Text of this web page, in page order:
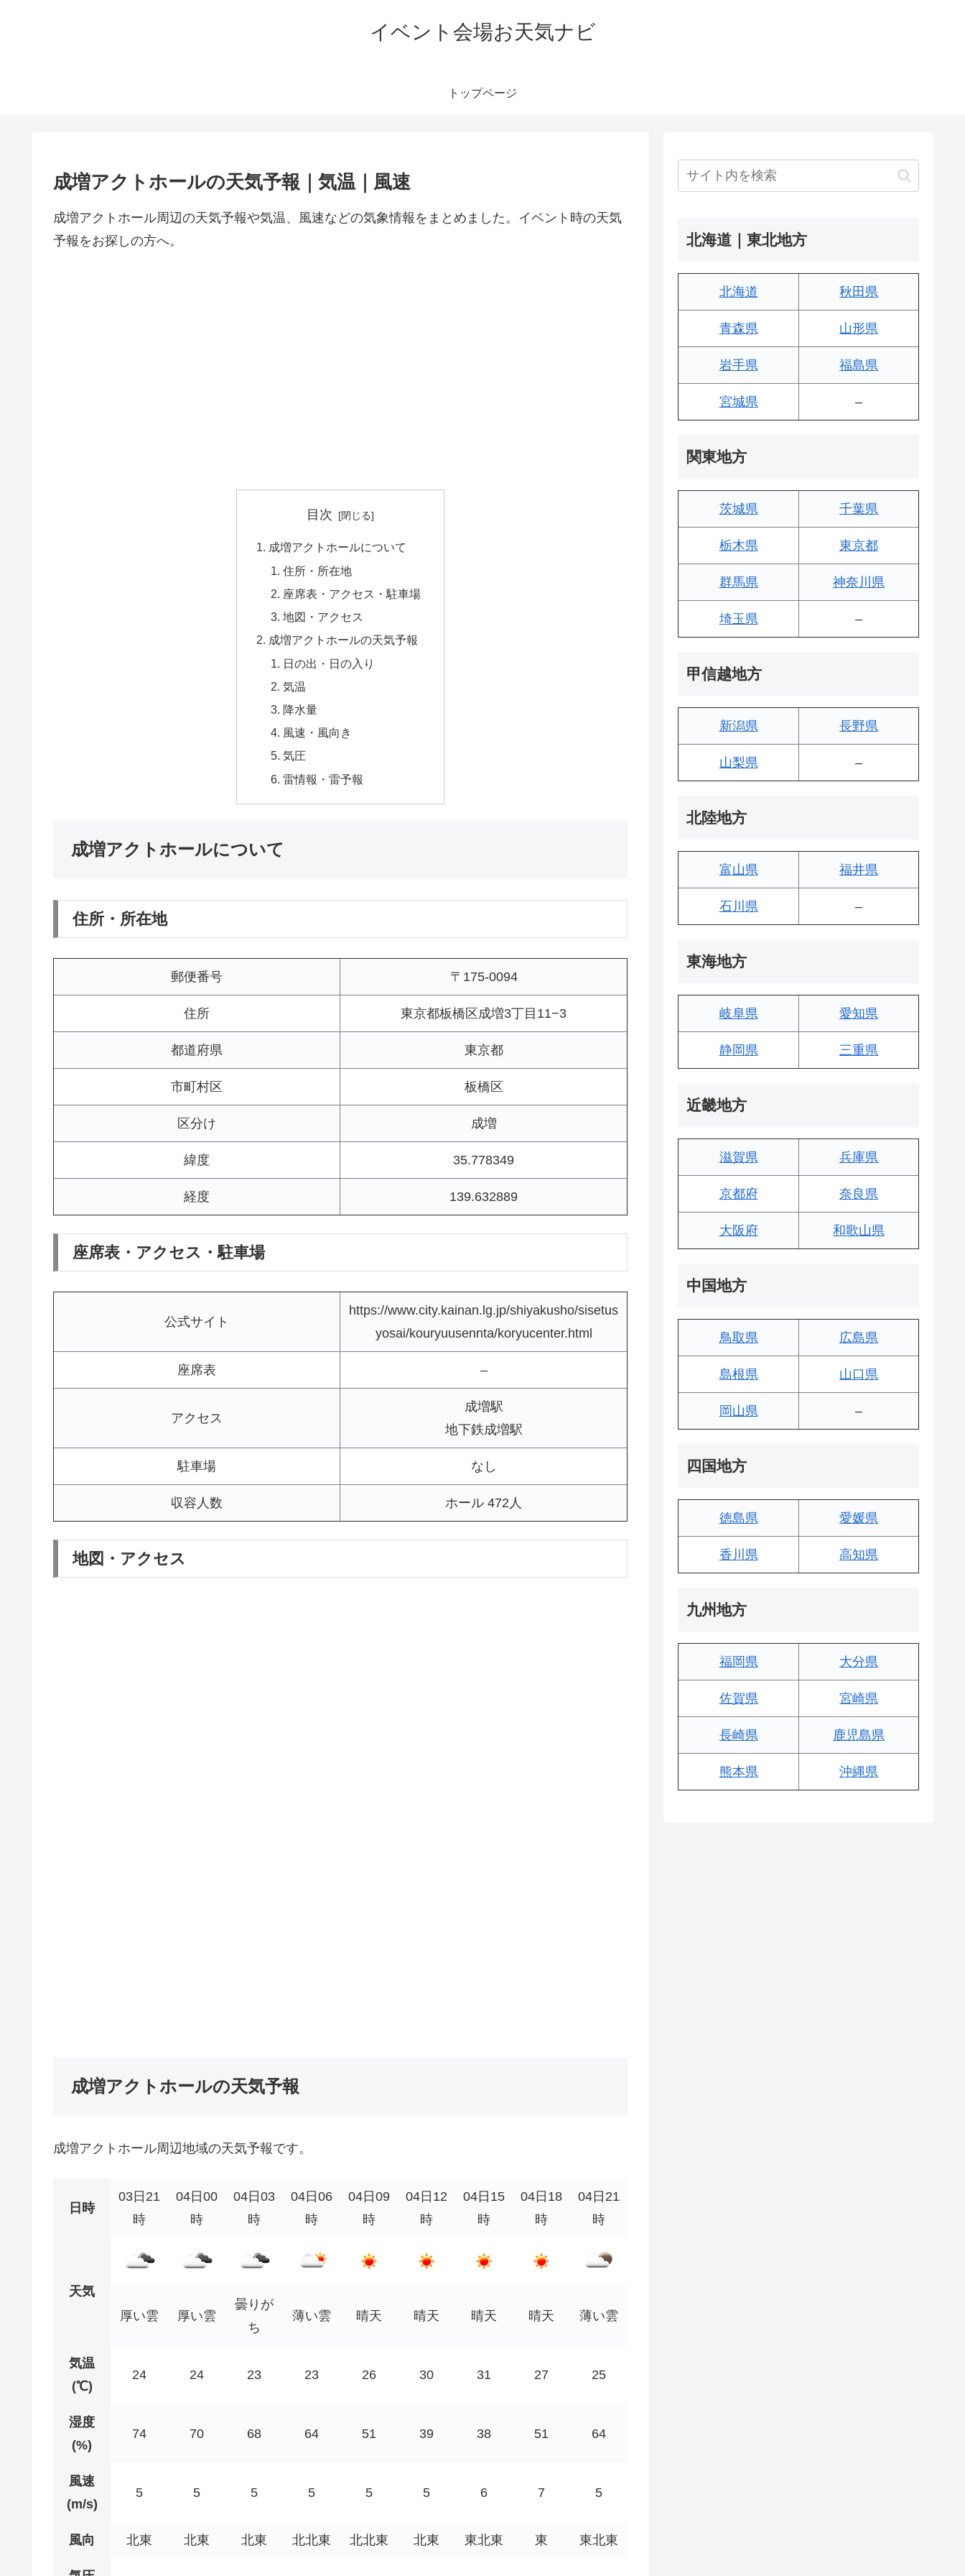
イベント会場お天気ナビ
トップページ
成増アクトホールの天気予報｜気温｜風速
成増アクトホール周辺の天気予報や気温、風速などの気象情報をまとめました。イベント時の天気
予報をお探しの方へ。
目次
成増アクトホールについて
住所・所在地
座席表・アクセス・駐車場
地図・アクセス
成増アクトホールの天気予報
日の出・日の入り
気温
降水量
風速・風向き
気圧
雷情報・雷予報
成増アクトホールについて
住所・所在地
郵便番号 〒175-0094
住所 東京都板橋区成増3丁目11−3
都道府県 東京都
市町村区 板橋区
区分け 成増
緯度 35.778349
経度 139.632889
座席表・アクセス・駐車場
公式サイト
https://www.city.kainan.lg.jp/shiyakusho/sisetus
yosai/kouryuusennta/koryucenter.html
座席表 –
アクセス
成増駅
地下鉄成増駅
駐車場 なし
収容人数 ホール 472人
地図・アクセス
成増アクトホールの天気予報
成増アクトホール周辺地域の天気予報です。
日時
03日21
時
04日00
時
04日03
時
04日06
時
04日09
時
04日12
時
04日15
時
04日18
時
04日21
時
天気
厚い雲
厚い雲
曇りが
ち
薄い雲 晴天 晴天 晴天 晴天 薄い雲
気温
(℃)
24 24 23 23 26 30 31 27 25
湿度
(%)
74 70 68 64 51 39 38 51 64
風速
(m/s)
5 5 5 5 5 5 6 7 5
風向 北東 北東 北東 北北東 北北東 北東 東北東 東 東北東
北海道｜東北地方
北海道 秋田県
青森県 山形県
岩手県 福島県
宮城県 –
関東地方
茨城県 千葉県
栃木県 東京都
群馬県 神奈川県
埼玉県 –
甲信越地方
新潟県 長野県
山梨県 –
北陸地方
富山県 福井県
石川県 –
東海地方
岐阜県 愛知県
静岡県 三重県
近畿地方
滋賀県 兵庫県
京都府 奈良県
大阪府 和歌山県
中国地方
鳥取県 広島県
島根県 山口県
岡山県 –
四国地方
徳島県 愛媛県
香川県 高知県
九州地方
福岡県 大分県
佐賀県 宮崎県
長崎県 鹿児島県
熊本県 沖縄県